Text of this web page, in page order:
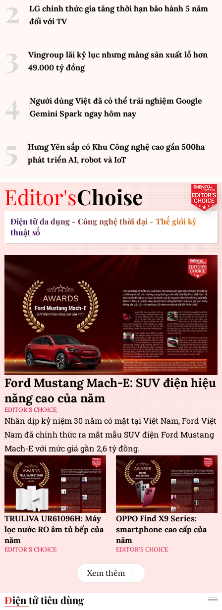
LG chính thức gia tăng thời hạn bảo hành 5 năm
đối với TV
Vingroup lãi kỷ lục nhưng mảng sản xuất lỗ hơn
49.000 tỷ đồng
Người dùng Việt đã có thể trải nghiệm Google
Gemini Spark ngay hôm nay
Hưng Yên sắp có Khu Công nghệ cao gần 500ha
phát triển AI, robot và IoT
Editor'sChoise
Điện tử đa dụng - Công nghệ thời đại - Thế giới kỹ
thuật số
Ford Mustang Mach-E: SUV điện hiệu
năng cao của năm
EDITOR'S CHOICE
Nhân dịp kỷ niệm 30 năm có mặt tại Việt Nam, Ford Việt
Nam đã chính thức ra mắt mẫu SUV điện Ford Mustang
Mach-E với mức giá gần 2,6 tỷ đồng.
TRULIVA UR61096H: Máy
lọc nước RO âm tủ bếp của
năm
EDITOR'S CHOICE
OPPO Find X9 Series:
smartphone cao cấp của
năm
EDITOR'S CHOICE
Xem thêm
Điện tử tiêu dùng